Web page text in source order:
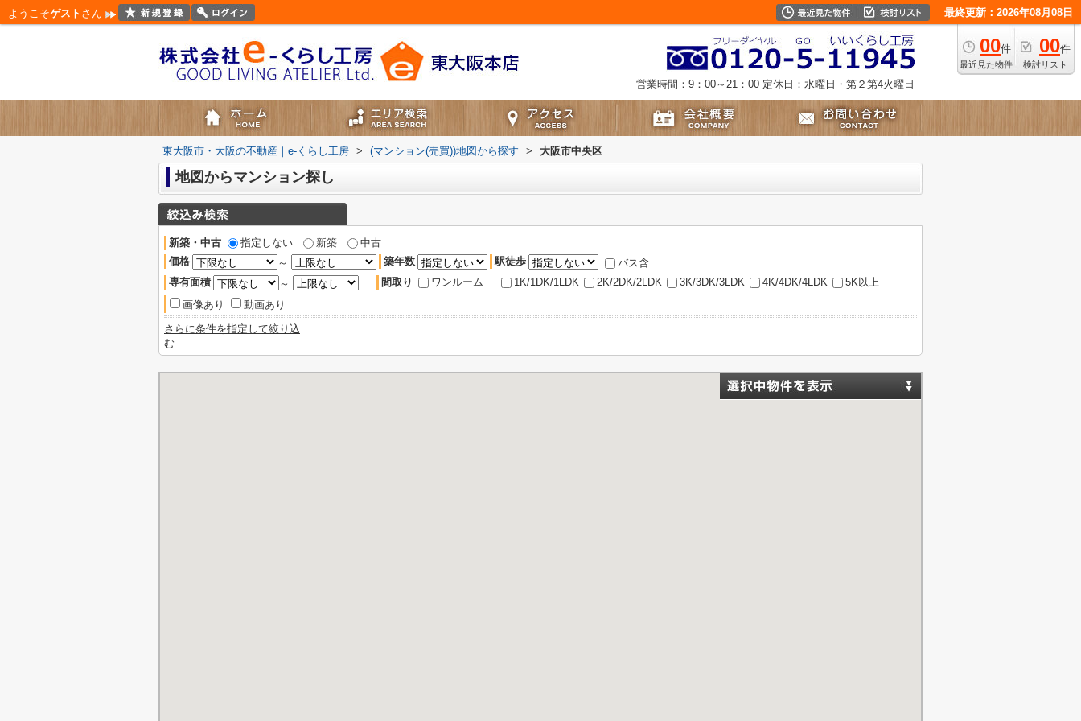
ようこそゲスト さん 最終更新：2026年08月08日
00件
最近見た物件
00件
検討リスト
営業時間：9：00～21：00 定休日：水曜日・第２第4火曜日
東大阪市・大阪の不動産｜e-くらし工房 > (マンション(売買))地図から探す > 大阪市中央区
地図からマンション探し
新築・中古 指定しない 新築
中古
価格
～ 築年数 駅徒歩
バス含
専有面積
～
画像あり
動画あり
間取り ワンルーム 1K/1DK/1LDK 2K/2DK/2LDK 3K/3DK/3LDK 4K/4DK/4LDK 5K以上
さらに条件を指定して絞り込
む